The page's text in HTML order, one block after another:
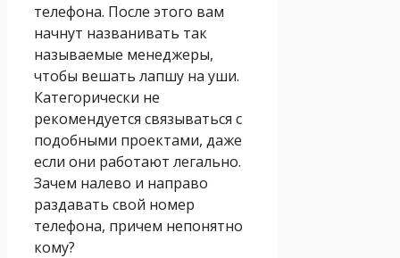
телефона. После этого вам
начнут названивать так
называемые менеджеры,
чтобы вешать лапшу на уши.
Категорически не
рекомендуется связываться с
подобными проектами, даже
если они работают легально.
Зачем налево и направо
раздавать свой номер
телефона, причем непонятно
кому?